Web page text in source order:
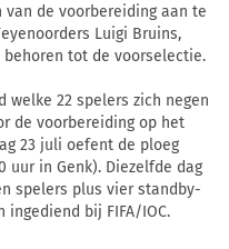
de voorbereiding aan te
Luigi Bruins,
behoren tot de voorselectie.
welke 22 spelers zich negen
de voorbereiding op het
23 juli oefent de ploeg
uur in Genk). Diezelfde dag
spelers plus vier standby-
bij FIFA/IOC.